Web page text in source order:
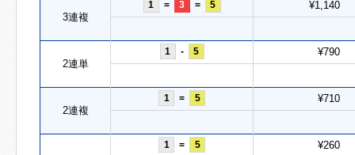
3連複
1 = 3 = 5 ¥1,140
2連単
1 - 5 ¥790
2連複
1 = 5 ¥710
1 = 5 ¥260